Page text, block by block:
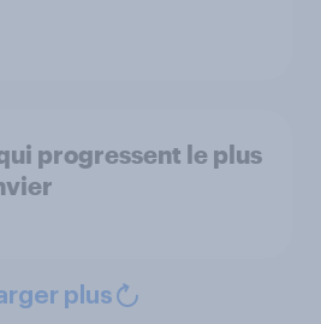
progressent le plus
plus